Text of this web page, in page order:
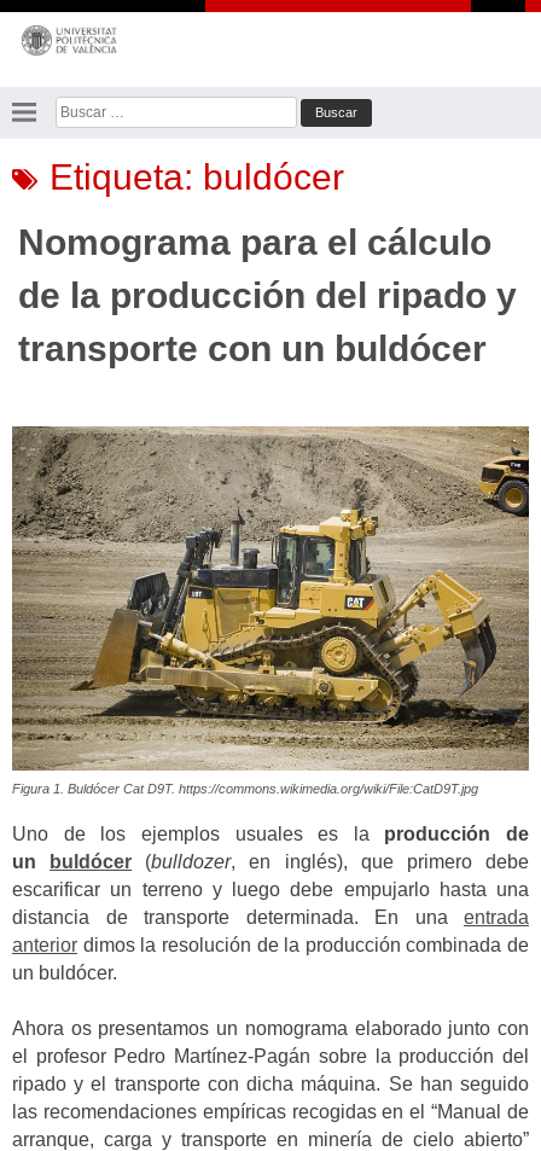
Saltar
contenido
Buscar:
Etiqueta: buldócer
Nomograma para el cálculo
de la producción del ripado y
transporte con un buldócer
Figura 1. Buldócer Cat D9T. https://commons.wikimedia.org/wiki/File:CatD9T.jpg
Uno de los ejemplos usuales es la producción de
un
buldócer (bulldozer, en inglés), que primero debe
escarificar un terreno y luego debe empujarlo hasta una
distancia de transporte determinada. En una entrada
anterior dimos la resolución de la producción combinada de
un buldócer.
Ahora os presentamos un nomograma elaborado junto con
el profesor Pedro Martínez-Pagán sobre la producción del
ripado y el transporte con dicha máquina. Se han seguido
las recomendaciones empíricas recogidas en el “Manual de
arranque, carga y transporte en minería de cielo abierto”